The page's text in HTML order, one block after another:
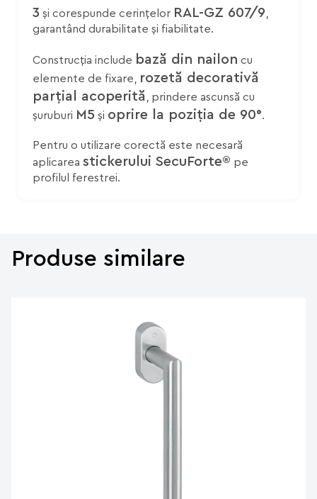
3 și corespunde cerințelor RAL-GZ 607/9
garantând durabilitate și fiabilitate.
Construcția include bază din nailon cu
elemente de fixare,
rozetă decorativă
parțial acoperită , prindere ascunsă cu
șuruburi M5 și oprire la poziția de 90°.
Pentru o utilizare corectă este necesară
aplicarea stickerului SecuForte® pe
profilul ferestrei.
Produse similare